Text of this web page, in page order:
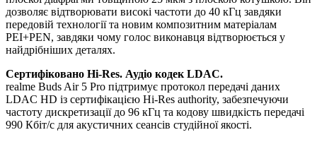
дозволяє відтворювати високі частоти до 40 кГц завдяки
передовій технології та новим композитним матеріалам
PEI+PEN, завдяки чому голос виконавця відтворюється у
найдрібніших деталях.
Сертифіковано Hi-Res. Аудіо кодек LDAC.
realme Buds Air 5 Pro підтримує протокол передачі даних
LDAC HD із сертифікацією Hi-Res authority, забезпечуючи
частоту дискретизації до 96 кГц та кодову швидкість передачі
990 Кбіт/с для акустичних сеансів студійної якості.